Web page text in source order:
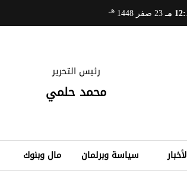
مـ 23 صفر 1448 هـ
رئيس التحرير
محمد حلمي
سياسة وبرلمان مال وبنوك